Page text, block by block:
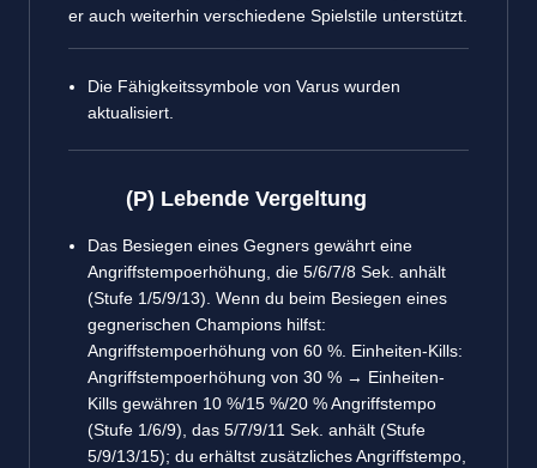
er auch weiterhin verschiedene Spielstile unterstützt.
Die Fähigkeitssymbole von Varus wurden
aktualisiert.
(P) Lebende Vergeltung
Das Besiegen eines Gegners gewährt eine
Angriffstempoerhöhung, die 5/6/7/8 Sek. anhält
(Stufe 1/5/9/13). Wenn du beim Besiegen eines
gegnerischen Champions hilfst:
Angriffstempoerhöhung von 60 %. Einheiten-Kills:
Angriffstempoerhöhung von 30 % → Einheiten-
Kills gewähren 10 %/15 %/20 % Angriffstempo
(Stufe 1/6/9), das 5/7/9/11 Sek. anhält (Stufe
5/9/13/15); du erhältst zusätzliches Angriffstempo,